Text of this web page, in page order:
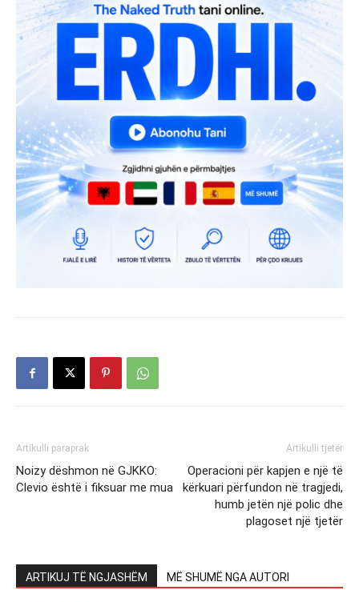
Artikulli paraprak
Noizy dëshmon në GJKKO:
Clevio është i fiksuar me mua
Artikulli tjetër
Operacioni për kapjen e një të
kërkuari përfundon në tragjedi,
humb jetën një polic dhe
plagoset një tjetër
ARTIKUJ TË NGJASHËM MË SHUMË NGA AUTORI